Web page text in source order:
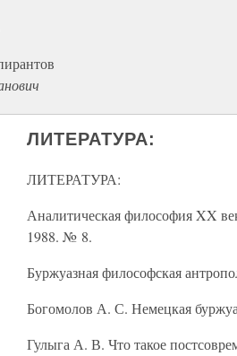
ЛИТЕРАТУРА:
ЛИТЕРАТУРА:
Аналитическая философия XX
1988. № 8.
Буржуазная философская
Богомолов А. С. Немецкая
Гулыга А. В. Что такое